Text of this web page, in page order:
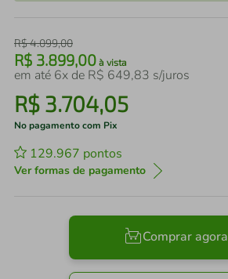
R$4.099,00
R$ 3.899,00 à vista
em até 6x de R$ 649,83 s/juros
R$ 3.704,05
No pagamento com Pix
129.967 pontos
Ver formas de pagamento
Comprar agora